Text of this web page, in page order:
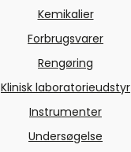
Kemikalier
Forbrugsvarer
Rengøring
Klinisk laboratorieudstyr
Instrumenter
Undersøgelse